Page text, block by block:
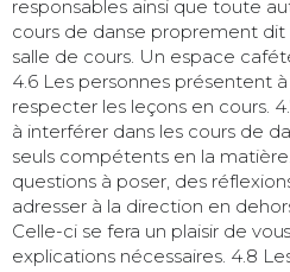
responsables ainsi que toute
cours de danse proprement dit
salle de cours. Un espace
4.6 Les personnes présentent
respecter les leçons en cours.
à interférer dans les cours de
seuls compétents en la
questions à poser, des
adresser à la direction en
Celle-ci se fera un plaisir de
explications nécessaires. 4.8